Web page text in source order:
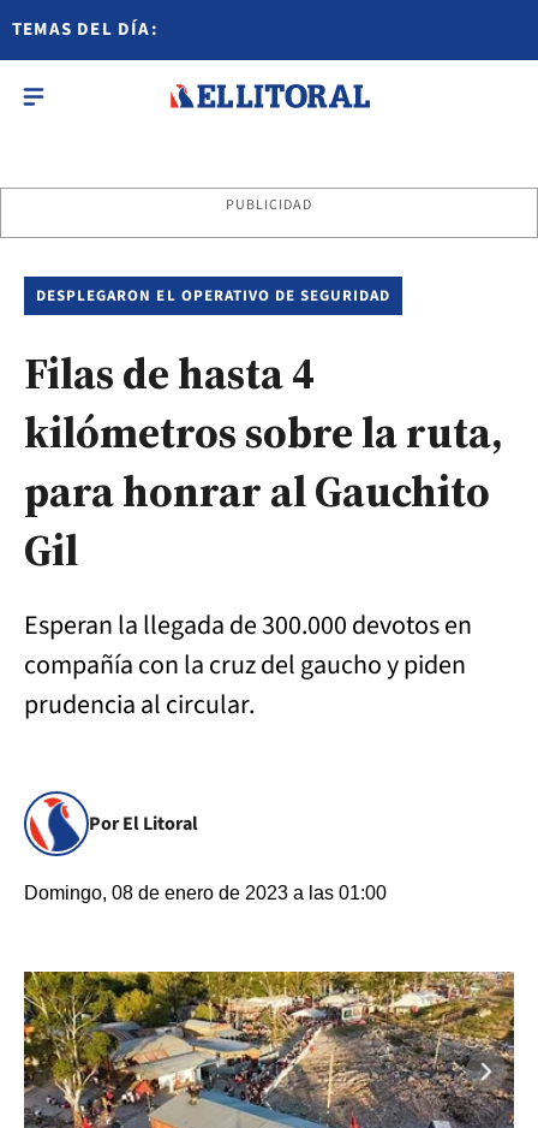
TEMAS DEL DÍA:
PUBLICIDAD
DESPLEGARON EL OPERATIVO DE SEGURIDAD
Filas de hasta 4
kilómetros sobre la ruta,
para honrar al Gauchito
Gil
Esperan la llegada de 300.000 devotos en
compañía con la cruz del gaucho y piden
prudencia al circular.
Por El Litoral
Domingo, 08 de enero de 2023 a las 01:00